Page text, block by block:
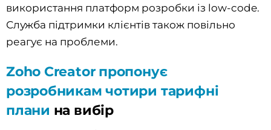
використання платформ розробки із low-code.
Служба підтримки клієнтів також повільно
реагує на проблеми.
Zoho Creator пропонує
розробникам чотири тарифні
плани на вибір